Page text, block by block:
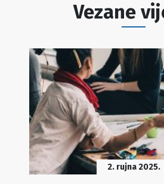
Vezane
2. rujna 2025.